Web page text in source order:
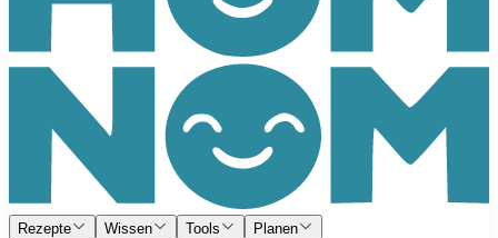
Rezepte Wissen Tools Planen